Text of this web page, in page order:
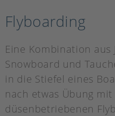
Flyboarding
Eine Kombination aus
Snowboard und
in die Stiefel eines
nach etwas Übung mit
düsenbetriebenen